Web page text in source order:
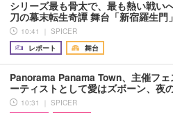
シリーズ最も骨太で、最も熱い戦
刀の幕末転生奇譚 舞台「新宿羅生
10:41 ｜ SPICER
レポート
舞台
Panorama Panama Town、主催フ
ーティストとして愛はズボーン、夜
10:31 ｜ SPICER